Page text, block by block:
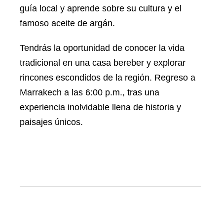
guía local y aprende sobre su cultura y el
famoso aceite de argán.
Tendrás la oportunidad de conocer la vida
tradicional en una casa bereber y explorar
rincones escondidos de la región. Regreso a
Marrakech a las 6:00 p.m., tras una
experiencia inolvidable llena de historia y
paisajes únicos.